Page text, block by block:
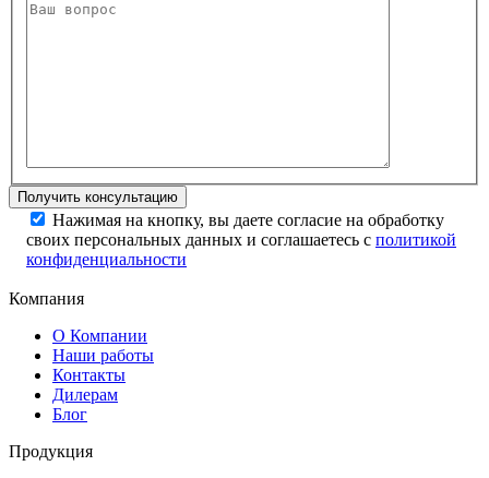
Нажимая на кнопку, вы даете согласие на обработку
своих персональных данных и соглашаетесь с политикой
конфиденциальности
Компания
О Компании
Наши работы
Контакты
Дилерам
Блог
Продукция